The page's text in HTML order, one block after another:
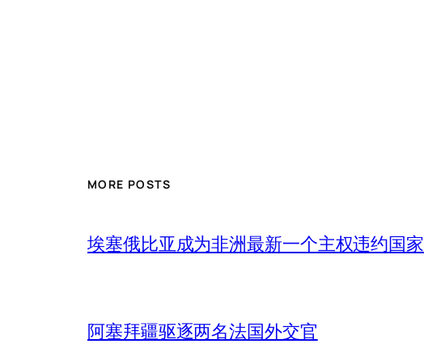
MORE POSTS
埃塞俄比亚成为非洲最新一个主权违约国家
阿塞拜疆驱逐两名法国外交官